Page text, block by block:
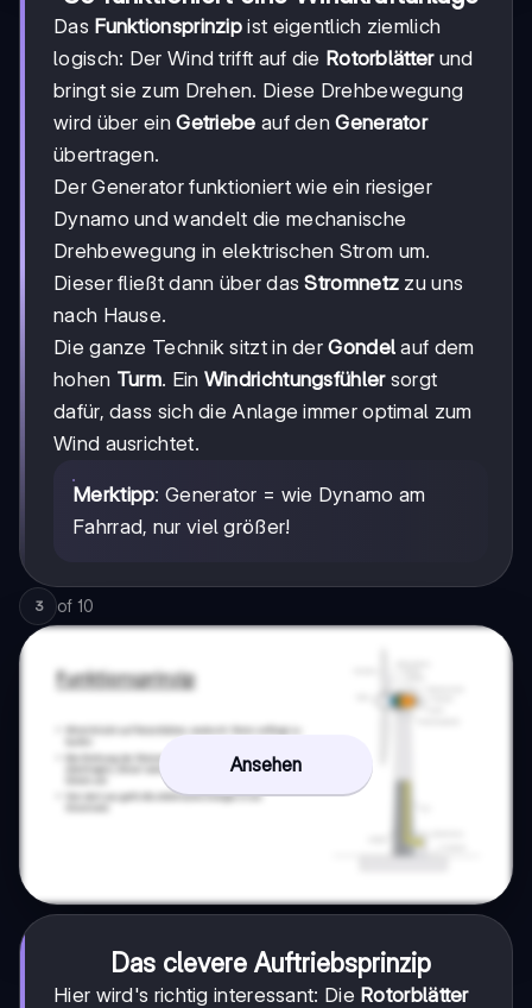
Das Funktionsprinzip ist eigentlich ziemlich
logisch: Der Wind trifft auf die Rotorblätterund
bringt sie zum Drehen. Diese Drehbewegung
wird über einGetriebe auf denGenerator
übertragen.
Der Generator funktioniert wie ein riesiger
Dynamo und wandelt die mechanische
Drehbewegung in elektrischen Strom um.
Dieser fließt dann über dasStromnetz zu uns
nach Hause.
Die ganze Technik sitzt in derGondel auf dem
hohen Turm. Ein Windrichtungsfühlersorgt
dafür, dass sich die Anlage immer optimal zum
Wind ausrichtet.
Merktipp: Generator = wie Dynamo am
Fahrrad, nur viel größer!
3 of 10
Ansehen
Das clevere Auftriebsprinzip
Hier wird's richtig interessant: Die Rotorblätter